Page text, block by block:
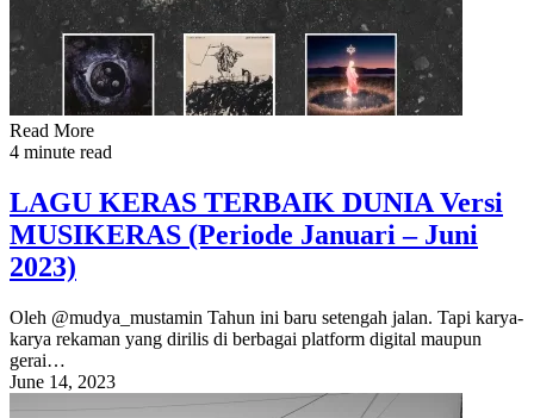
Read More
4 minute read
LAGU KERAS TERBAIK DUNIA Versi
MUSIKERAS (Periode Januari – Juni
2023)
Oleh @mudya_mustamin Tahun ini baru setengah jalan. Tapi karya-
karya rekaman yang dirilis di berbagai platform digital maupun
gerai…
June 14, 2023